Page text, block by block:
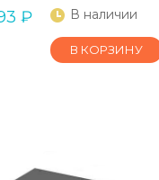
₽ В наличии
В КОРЗИНУ